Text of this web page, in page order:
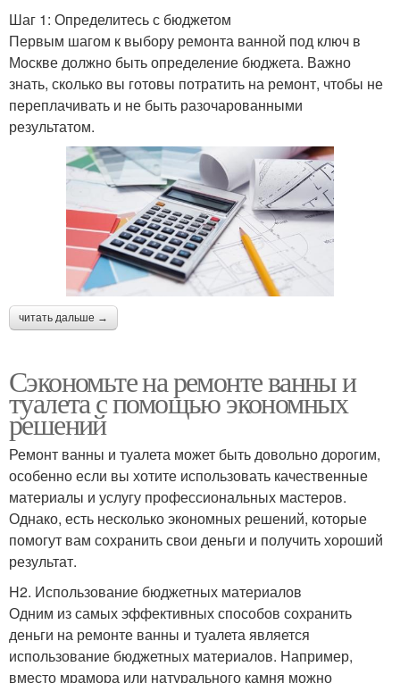
Шаг 1: Определитесь с бюджетом
Первым шагом к выбору ремонта ванной под ключ в
Москве должно быть определение бюджета. Важно
знать, сколько вы готовы потратить на ремонт, чтобы не
переплачивать и не быть разочарованными
результатом.
читать дальше →
Сэкономьте на ремонте ванны и
туалета с помощью экономных
решений
Ремонт ванны и туалета может быть довольно дорогим,
особенно если вы хотите использовать качественные
материалы и услугу профессиональных мастеров.
Однако, есть несколько экономных решений, которые
помогут вам сохранить свои деньги и получить хороший
результат.
H2. Использование бюджетных материалов
Одним из самых эффективных способов сохранить
деньги на ремонте ванны и туалета является
использование бюджетных материалов. Например,
вместо мрамора или натурального камня можно